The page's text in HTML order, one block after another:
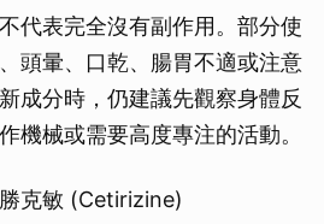
代表完全沒有副作用。部分使
頭暈、口乾、腸胃不適或注意
成分時，仍建議先觀察身體反
機械或需要高度專注的活動。
克敏 (Cetirizine)